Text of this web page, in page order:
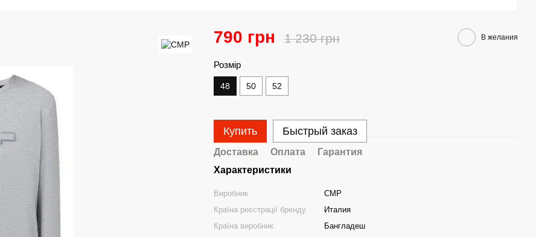
790 грн 1 230 грн В желания
Розмір
48 50 52
Купить Быстрый заказ
Доставка Оплата
Гарантия
Характеристики
Виробник
CMP
Країна реєстрації бренду
Италия
Країна виробник
Бангладеш